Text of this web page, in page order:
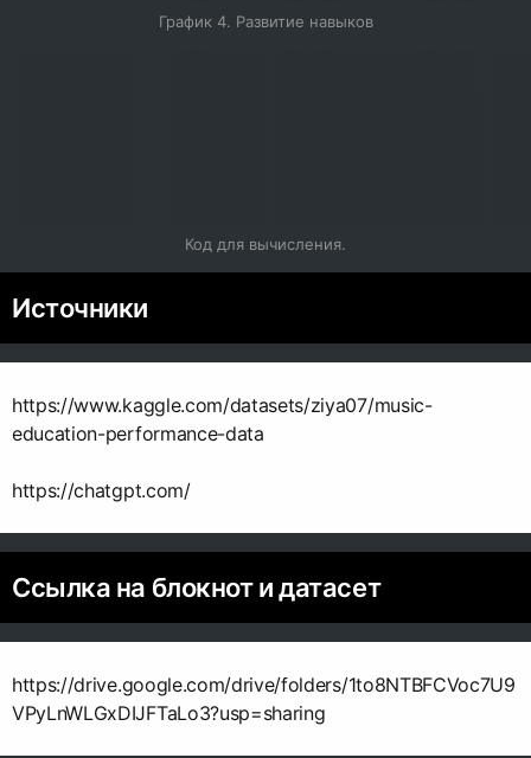
График 4. Развитие навыков
Код для вычисления.
Источники
https://www.kaggle.com/datasets/ziya07/music-
education-performance-data
https://chatgpt.com/
Ссылка на блокнот и датасет
https://drive.google.com/drive/folders/1to8NTBFCVoc7U9
VPyLnWLGxDIJFTaLo3?usp=sharing